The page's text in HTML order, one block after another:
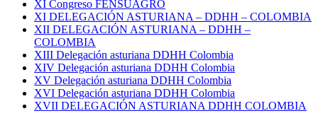
XI Congreso FENSUAGRO
XI DELEGACIÓN ASTURIANA – DDHH – COLOMBIA
XII DELEGACIÓN ASTURIANA – DDHH –
COLOMBIA
XIII Delegación asturiana DDHH Colombia
XIV Delegación asturiana DDHH Colombia
XV Delegación asturiana DDHH Colombia
XVI Delegación asturiana DDHH Colombia
XVII DELEGACIÓN ASTURIANA DDHH COLOMBIA